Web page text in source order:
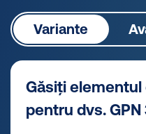
Variante
Găsiți
pentru dvs. GPN